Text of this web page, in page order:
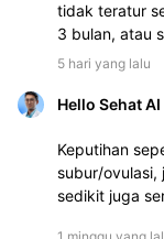
tidak teratur
3 bulan, atau
sebaiknya
gangguan
5 hari yang lalu
Hello Sehat AI
Keputihan
subur/ovulasi,
sedikit juga